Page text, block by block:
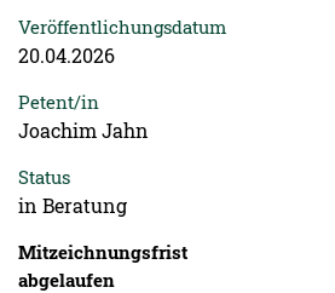
Veröffentlichungsdatum
20.04.2026
Petent/in
Joachim Jahn
Status
in Beratung
Mitzeichnungs­frist
abgelaufen